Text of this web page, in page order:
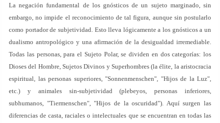
La negación fundamental de los gnósticos de un sujeto marginado, sin
embargo, no impide el reconocimiento de tal figura, aunque sin postularlo
como portador de subjetividad. Esto lleva lógicamente a los gnósticos a un
dualismo antropológico y una afirmación de la desigualdad irremediable.
Todas las personas, para el Sujeto Polar, se dividen en dos categorías: los
Dioses del Hombre, Sujetos Divinos y Superhombres (la élite, la aristocracia
espiritual, las personas superiores, "Sonnenmenschen", "Hijos de la Luz",
etc.) y animales sin-subjetividad (plebeyos, personas inferiores,
subhumanos, "Tiermenschen", "Hijos de la oscuridad"). Aquí surgen las
diferencias de casta, raciales o intelectuales que se encuentran en todas las